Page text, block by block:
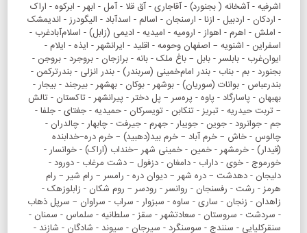
اشرفیه - آشخانه ( بجنورد) - آقاجاری - آق قلا - آمل - ابهر - ابرکوه - اراک
- اردکان - اردبیل - ازنا - ارسنجان - اسالم - اسدآباد - الیگودرز - اندیمشک
- املش - اهرم - اهواز - ارومیه - امیدیه - ادیمی (زابل) - اسلام‌آبادغرب -
اسفراین - اشنویه – اصفهان وحومه - اقلید - ایرانشهر - ایذه - ایلام -
ایوان‌غرب - بابلسر - بابل – باغ ملک - بانه - برازجان - بروجرد - بروجن -
بجنورد - بم - بناب - بندر امام‌خمینی (سربندر) - بندر انزلی - بندرترکمن -
بندرعباس - بوانات (سوریان) - بوشهر - بوکان - بهشهر - بیرجند - بیجار -
بهبهان - پاسارگاد - پاوه - پره‌سر – پل دختر - پیرانشهر - تاکستان - تالش
– تربت حیدریه - تبریز - تنکابن - تویسرکان - حمیدیه - جغتای - جلفا -
جم - جوانرود - جوین - جویبار - جهرم - جیرفت - چابهار‌‌‌ - چالدران -
چالوس - خاش – خرم آباد – خرم بید(دهبید) – خرم دره–خدابنده
(قیدار) - خرمشهر - خمین - خمینی شهر –خنداب (اراک) - خوانسار -
خورموج - خوی - داراب - دامغان - دزفول – دشت مرغاب - دورود -
دلیجان - دهدشت – دره شهر – دیوان دره - رامسر – رام شیر – رام
هرمز - رشت - رفسنجان - روانسر - رودسر – روم شکان - زابلوزهک -
زاهدان - زنجان - ساری - ساوه - سبزوار - سراب - سراوان – سرپل ذهاب
- سردشت - سروستان - سعادتشهر - سقز - سلطانیه - سلماس - سمنان -
سنقرکلیایی - سنندج - سوسنگرد - سیرجان - سیوند - شادگان - شازند -